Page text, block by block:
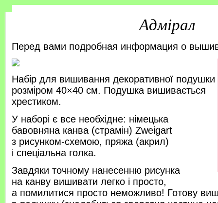
Адмірал
Перед вами подробная информация о
Набір для вишивання декоративної подушки
розміром 40×40 см. Подушка вишивається
хрестиком.
У наборі є все необхідне: німецька
бавовняна канва (страмін) Zweigart
з рисунком-схемою, пряжа (акрил)
і спеціальна голка.
Завдяки точному нанесенню рисунка
на канву вишивати легко і просто,
а помилитися просто неможливо! Готову